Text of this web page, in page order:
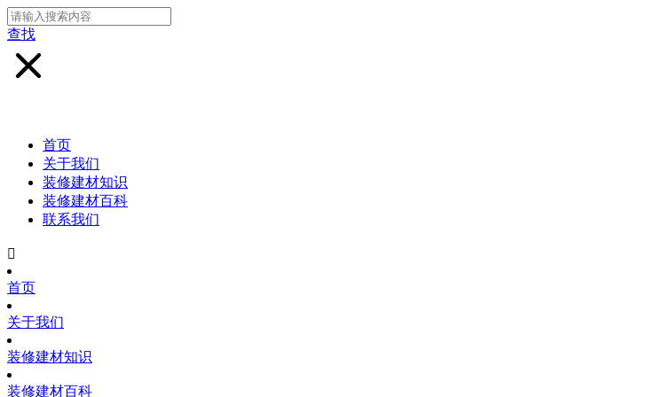
查找
首页
关于我们
装修建材知识
装修建材百科
联系我们

首页
关于我们
装修建材知识
装修建材百科